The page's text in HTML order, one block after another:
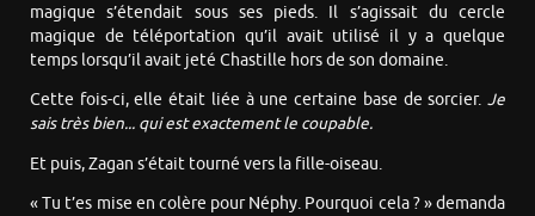
magique s’étendait sous ses pieds. Il s’agissait du cercle
magique de téléportation qu’il avait utilisé il y a quelque
temps lorsqu’il avait jeté Chastille hors de son domaine.
Cette fois-ci, elle était liée à une certaine base de sorcier. Je
sais très bien... qui est exactement le coupable.
Et puis, Zagan s’était tourné vers la fille-oiseau.
« Tu t’es mise en colère pour Néphy. Pourquoi cela ? » demanda